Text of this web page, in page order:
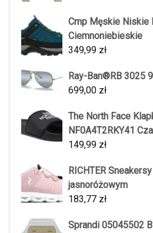
Cmp Męskie Niskie
Ciemnoniebieskie
349,99 zł
Ray-Ban®RB 3025
699,00 zł
The North Face
NF0A4T2RKY41
149,99 zł
RICHTER
jasnoróżowym
183,77 zł
Sprandi 05045502